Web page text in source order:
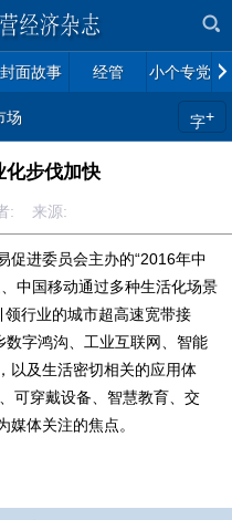
封面故事 经管 小个专党建
场 字+
化步伐加快
: 来源:
进委员会主办的“2016年中
中国移动通过多种生活化场景
行业的城市超高速宽带接
数字鸿沟、工业互联网、智能
以及生活密切相关的应用体
可穿戴设备、智慧教育、交
体关注的焦点。